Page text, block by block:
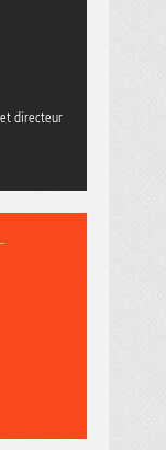
directeur